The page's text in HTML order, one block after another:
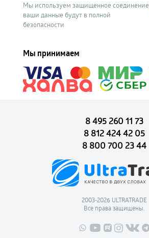
Мы используем защищенное соединение
ваши данные будут в полной
безопасности
Мы принимаем
8 495 260 11 73
8 812 424 42 05
8 800 700 23 44
2003-2026 ULTRATRADE
Все права защищены.